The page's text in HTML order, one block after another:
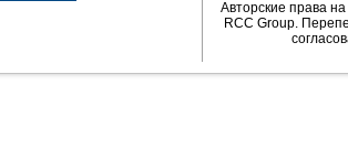
Авторские права
RCC Group.